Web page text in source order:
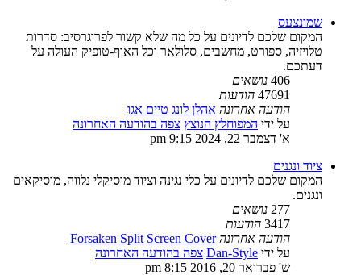
שמונצעס
המקום שלכם לדיונים על כל מה שלא קשור לפרוגרסיב: סדרות
טלויזיה, ספורט, מחשבים, סלולאר וכל האוף-טופיק העולה על
דעתכם.
406 נושאים
47691 הודעות
הודעה אחרונה אהלן לונג טיים אגו
על ידי המפוחלץ הנוצץ צפה בהודעה האחרונה
א' דצמבר 22, 2024 9:15 pm
ציוד ונגנים
המקום שלכם לדיונים על כלי נגינה וציוד מוסיקלי נלווה, מוסיקאים
ונגנים.
277 נושאים
3417 הודעות
הודעה אחרונה Forsaken Split Screen Cover
על ידי Dan-Style צפה בהודעה האחרונה
ש' פברואר 20, 2016 8:15 pm